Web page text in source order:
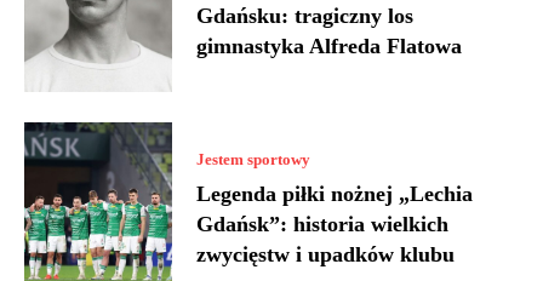
Gdańsku: tragiczny los
gimnastyka Alfreda Flatowa
Jestem sportowy
Legenda piłki nożnej „Lechia
Gdańsk”: historia wielkich
zwycięstw i upadków klubu